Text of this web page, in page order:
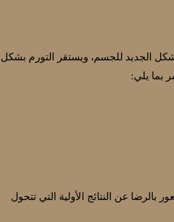
الجديد للجسم، ويستقر التورم بشكل
بما يلي:
عن النتائج الأولية التي تتحول